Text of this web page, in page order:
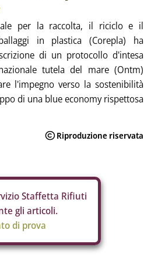
per la raccolta, il riciclo e il
in plastica (Corepla) ha
di un protocollo d'intesa
tutela del mare (Ontm)
l'impegno verso la sostenibilità
di una blue economy rispettosa
Staffetta Rifiuti
gli articoli.
di prova